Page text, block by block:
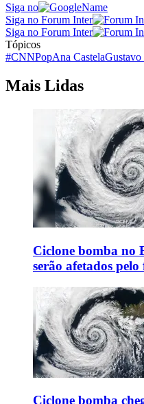
Siga no
Siga no Forum Inter
Siga no Forum Inter
Tópicos
#CNNPopAna Castela
Mais Lidas
Ciclone bomba no
serão afetados pelo
Ciclone bomba